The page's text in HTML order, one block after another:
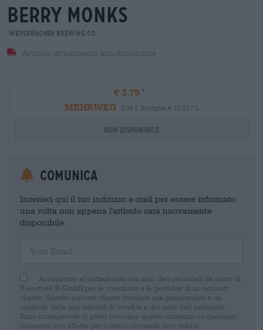
berry monks
Weyerbacher Brewing Co.
Articolo attualmente non disponibile
€ 3,79
MEHRWEG
0,36 L Bottiglia € 10,53 / L
Non disponibile
Comunica
Inserisci qui il tuo indirizzo e-mail per essere informato
una volta non appena l'articolo sarà nuovamente
disponibile.
Acconsento al trattamento dei miei dati personali da parte di
Bierothek ® GmbH per la creazione e la gestione di un account
cliente. Questo account cliente fornisce una panoramica e un
controllo delle mie attività di vendita e dei miei dati personali.
Sono consapevole di poter revocare questo consenso in qualsiasi
momento con effetto per il futuro inviando un'e-mail a